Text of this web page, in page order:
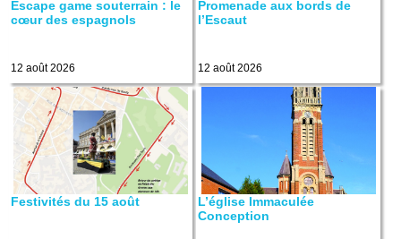
Escape game souterrain : le
cœur des espagnols
12 août 2026
Promenade aux bords de
l’Escaut
12 août 2026
Festivités du 15 août
L’église Immaculée
Conception